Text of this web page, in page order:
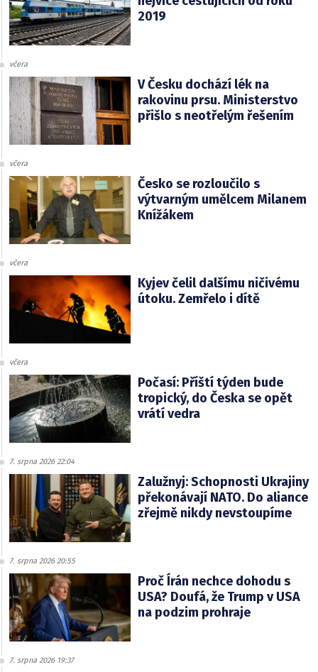
2019
včera
V Česku dochází lék na
rakovinu prsu. Ministerstvo
přišlo s neotřelým řešením
včera
Česko se rozloučilo s
výtvarným umělcem Milanem
Knížákem
včera
Kyjev čelil dalšímu ničivému
útoku. Zemřelo i dítě
včera
Počasí: Příští týden bude
tropický, do Česka se opět
vrátí vedra
7. srpna 2026 22:04
Zalužnyj: Schopnosti Ukrajiny
překonávají NATO. Do aliance
zřejmě nikdy nevstoupíme
7. srpna 2026 20:55
Proč Írán nechce dohodu s
USA? Doufá, že Trump v USA
na podzim prohraje
7. srpna 2026 19:37